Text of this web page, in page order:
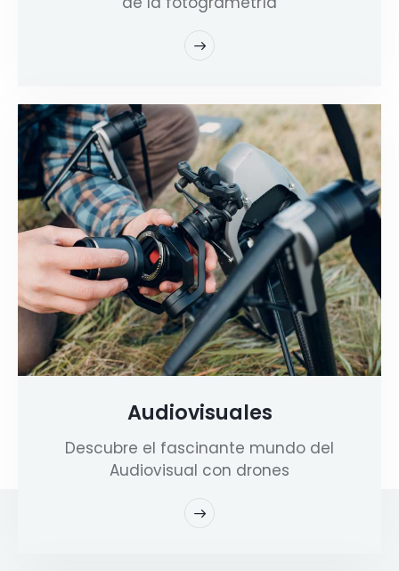
Audiovisuales
Descubre el fascinante mundo del
Audiovisual con drones